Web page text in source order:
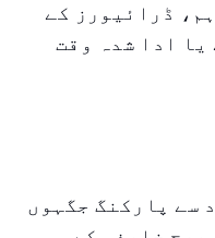
ڈرائیورز کے
یا ادا شدہ وقت
سے پارکنگ جگہوں